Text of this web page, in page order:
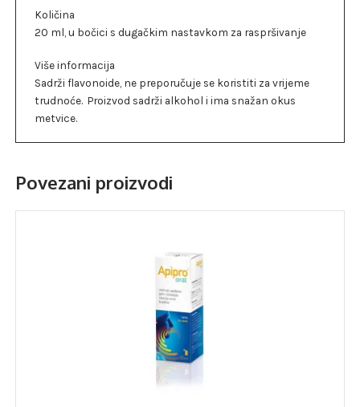
Količina
20 ml, u bočici s dugačkim nastavkom za raspršivanje
Više informacija
Sadrži flavonoide, ne preporučuje se koristiti za vrijeme
trudnoće. Proizvod sadrži alkohol i ima snažan okus
metvice.
Povezani proizvodi